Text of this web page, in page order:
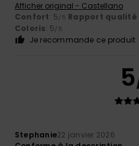
Afficher original - Castellano
Confort: 5/5 Rapport qualité
Coloris: 5/5
Je recommande ce produit
5
Stephanie22 janvier 2026